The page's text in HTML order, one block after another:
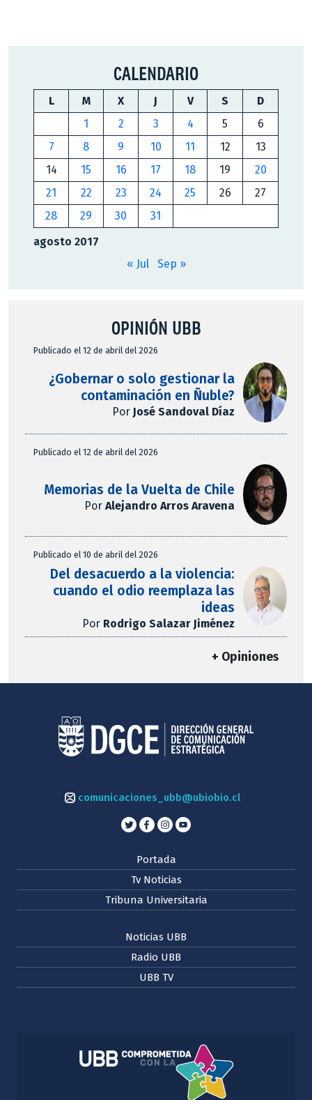
CALENDARIO
agosto 2017
L M X J V S
D
1
2 3 4 5
6
7
8 9 10 11 12
13
14
15 16 17 18 19
20
21
22 23 24 25 26
27
28
29 30 31
« Jul Sep »
OPINIÓN UBB
Publicado el 12 de abril del 2026
¿Gobernar o solo gestionar la
contaminación en Ñuble?
Por José Sandoval Díaz
Publicado el 12 de abril del 2026
Memorias de la Vuelta de Chile
PorAlejandro Arros Aravena
Publicado el 10 de abril del 2026
Del desacuerdo a la violencia:
cuando el odio reemplaza las
ideas
Por Rodrigo Salazar Jiménez
+ Opiniones
comunicaciones_ubb@ubiobio.cl
Portada
Tv Noticias
Tribuna Universitaria
Noticias UBB
Radio UBB
UBB TV